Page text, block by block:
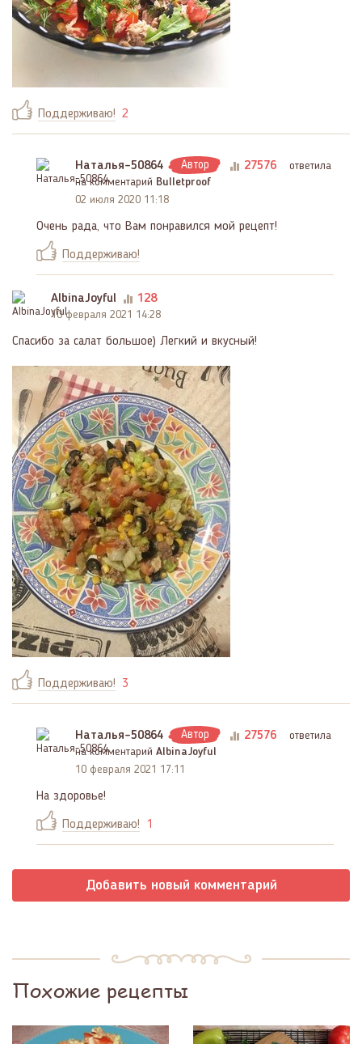
Поддерживаю! 2
Наталья-50864 Автор 27576
ответила
на комментарий Bulletproof
02 июля 2020 11:18
Очень рада, что Вам понравился мой рецепт!
Поддерживаю!
AlbinaJoyful 128
10 февраля 2021 14:28
Спасибо за салат большое) Легкий и вкусный!
Поддерживаю! 3
Наталья-50864 Автор 27576
ответила
на комментарий AlbinaJoyful
10 февраля 2021 17:11
На здоровье!
Поддерживаю! 1
Добавить новый комментарий
Похожие рецепты